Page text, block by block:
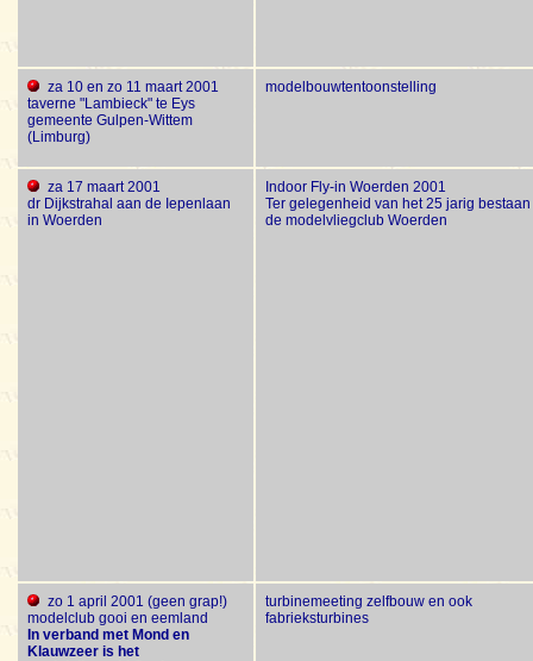
za 10 en zo 11 maart 2001
taverne "Lambieck" te Eys
gemeente Gulpen-Wittem
(Limburg)
modelbouwtentoonstelling
za 17 maart 2001
dr Dijkstrahal aan de Iepenlaan
in Woerden
Indoor Fly-in Woerden 2001
Ter gelegenheid van het 25 jarig
de modelvliegclub Woerden
zo 1 april 2001 (geen grap!)
modelclub gooi en eemland
In verband met Mond en
Klauwzeer is het
turbinemeeting zelfbouw en ook
fabrieksturbines